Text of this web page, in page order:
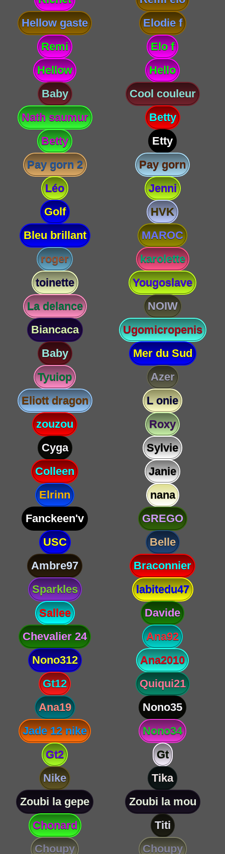
Hellow gaste
Elodie f
Remi
Elo f
Hellow
Hello
Baby
Cool couleur
Nath saumur
Betty
Betty
Etty
Pay gorn 2
Pay gorn
Léo
Jenni
Golf
HVK
Bleu brillant
MAROC
roger
karolette
toinette
Yougoslave
La delance
NOIW
Biancaca
Ugomicropenis
Baby
Mer du Sud
Tyuiop
Azer
Eliott dragon
L onie
zouzou
Roxy
Cyga
Sylvie
Colleen
Janie
Elrinn
nana
Fanckeen'v
GREGO
USC
Belle
Ambre97
Braconnier
Sparkles
labitedu47
Sallee
Davide
Chevalier 24
Ana92
Nono312
Ana2010
Gt12
Quiqui21
Ana19
Nono35
Jade 12 nike
Nono34
Gt2
Gt
Nike
Tika
Zoubi la gepe
Zoubi la mou
Chonard
Titi
Choupy
Choupy